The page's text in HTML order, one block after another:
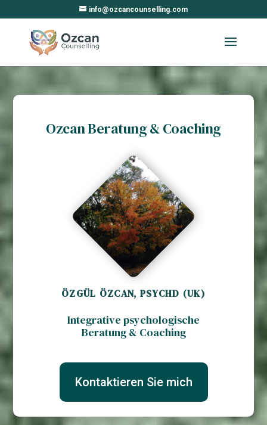
info@ozcancounselling.com
Ozcan Beratung & Coaching
ÖZGÜL ÖZCAN, PSYCHD (UK)
Integrative psychologische
Beratung & Coaching
Kontaktieren Sie mich